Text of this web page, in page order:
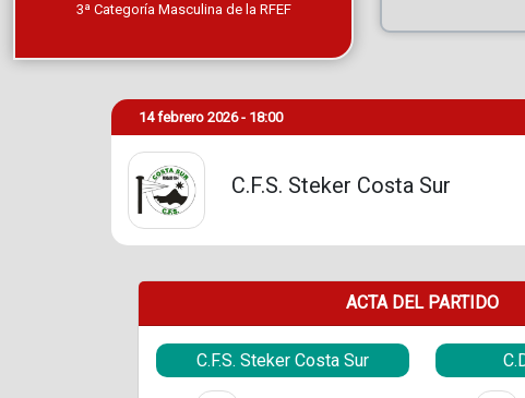
3ª Categoría Masculina de la RFEF
14 febrero 2026 - 18:00
C.F.S. Steker Costa Sur
ACTA DEL PARTIDO
C.F.S. Steker Costa Sur